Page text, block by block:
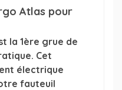
Atlas pour
la 1ère grue de
Cet
électrique
fauteuil